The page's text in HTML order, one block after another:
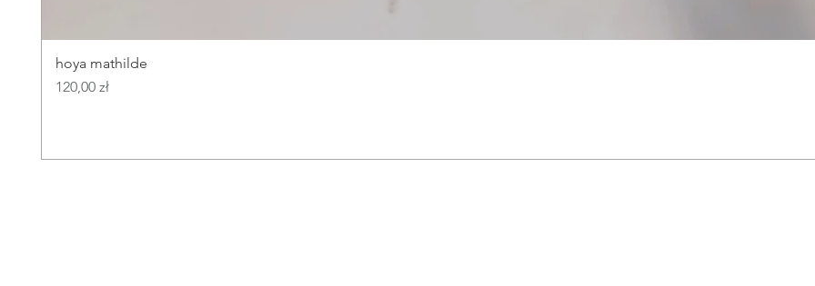
hoya mathilde
Cena
120,00 zł